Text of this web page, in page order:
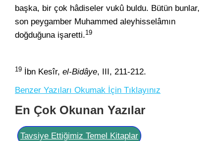
başka, bir çok hâdiseler vukû buldu. Bütün bunlar,
son peygamber Muhammed aleyhisselâmın
doğduğuna işaretti.19
19 İbn Kesîr, el-Bidâye, III, 211-212.
Benzer Yazıları Okumak İçin Tıklayınız
En Çok Okunan Yazılar
Tavsiye Ettiğimiz Temel Kitaplar